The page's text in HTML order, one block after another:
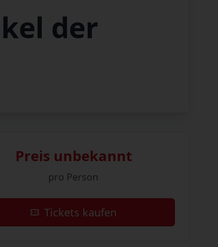
der
Preis unbekannt
pro Person
Tickets kaufen